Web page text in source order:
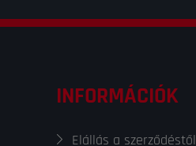
INFORMÁCIÓK
Elállás a szerződéstől